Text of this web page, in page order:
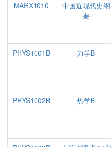
MARX1010
中国近现代史纲
要
PHYS1001B
力学B
PHYS1002B
热学B